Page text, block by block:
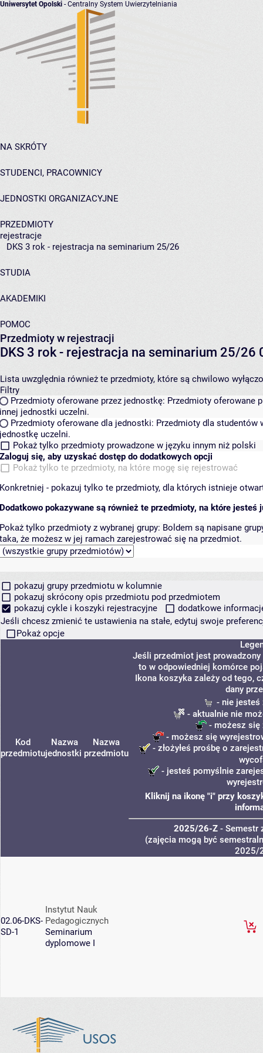
Uniwersytet Opolski - Centralny System Uwierzytelniania
NA SKRÓTY
STUDENCI, PRACOWNICY
JEDNOSTKI ORGANIZACYJNE
PRZEDMIOTY
rejestracje
DKS 3 rok - rejestracja na seminarium 25/26
STUDIA
AKADEMIKI
POMOC
Przedmioty w rejestracji
DKS 3 rok - rejestracja na seminarium 25/26
Lista uwzględnia również te przedmioty, które są chwilowo
Filtry
Przedmioty oferowane przez jednostkę: Przedmioty oferowane
innej jednostki uczelni.
Przedmioty oferowane dla jednostki: Przedmioty dla studentów
jednostkę uczelni.
Pokaż tylko przedmioty prowadzone w języku innym niż polski
Zaloguj się, aby uzyskać dostęp do dodatkowych opcji
Pokaż tylko te przedmioty, na które mogę się rejestrować
Konkretniej - pokazuj tylko te przedmioty, dla których istnieje
Dodatkowo pokazywane są również te przedmioty, na które jesteś
Pokaż tylko przedmioty z wybranej grupy: Boldem są napisane
taka, że możesz w jej ramach zarejestrować się na przedmiot.
pokazuj grupy przedmiotu w kolumnie
pokazuj skrócony opis przedmiotu pod przedmiotem
pokazuj cykle i koszyki rejestracyjne
dodatkowe
Jeśli chcesz zmienić te ustawienia na stałe, edytuj swoje
Pokaż opcje
Kod
przedmiotu
Nazwa
jednostki
Nazwa
przedmiotu
Jeśli przedmiot jest
to w odpowiedniej komórce
Ikona koszyka zależy od tego,
dany
- nie jesteś
- aktualnie nie
- możesz się
- możesz się
- złożyłeś prośbę o
- jesteś pomyślnie
Kliknij na ikonę "i" przy
2025/26-Z - Semestr
(zajęcia mogą być
2025/
02.06-DKS-
SD-1
Instytut Nauk
Pedagogicznych
Seminarium
dyplomowe I